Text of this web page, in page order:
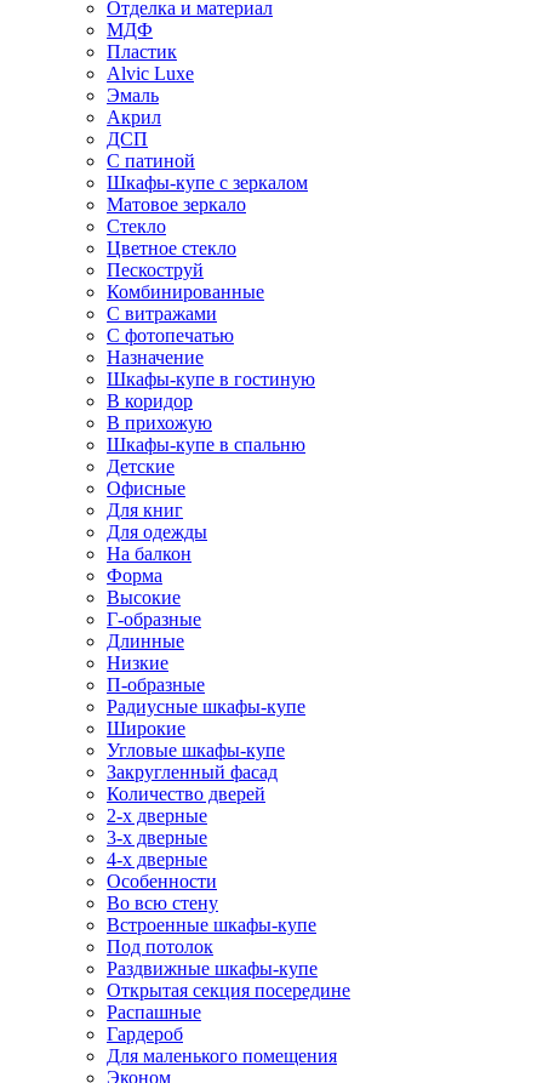
Отделка и материал
МДФ
Пластик
Alvic Luxe
Эмаль
Акрил
ДСП
С патиной
Шкафы-купе с зеркалом
Матовое зеркало
Стекло
Цветное стекло
Пескоструй
Комбинированные
С витражами
С фотопечатью
Назначение
Шкафы-купе в гостиную
В коридор
В прихожую
Шкафы-купе в спальню
Детские
Офисные
Для книг
Для одежды
На балкон
Форма
Высокие
Г-образные
Длинные
Низкие
П-образные
Радиусные шкафы-купе
Широкие
Угловые шкафы-купе
Закругленный фасад
Количество дверей
2-х дверные
3-х дверные
4-х дверные
Особенности
Во всю стену
Встроенные шкафы-купе
Под потолок
Раздвижные шкафы-купе
Открытая секция посередине
Распашные
Гардероб
Для маленького помещения
Эконом